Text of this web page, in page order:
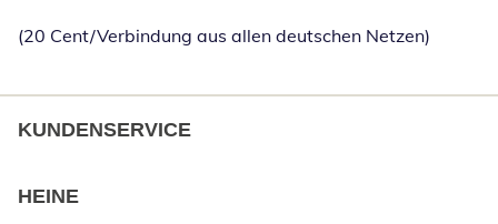
(20 Cent/Verbindung aus allen deutschen Netzen)
KUNDENSERVICE
HEINE